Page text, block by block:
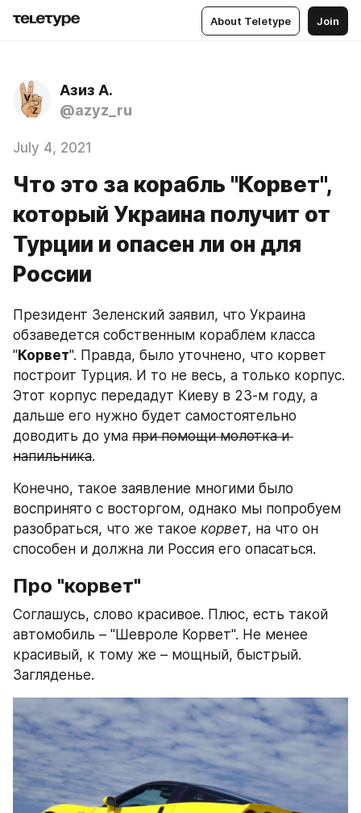
About Teletype Join
Азиз А.
@azyz_ru
July 4, 2021
Что это за корабль "Корвет",
который Украина получит от
Турции и опасен ли он для
России
Президент Зеленский заявил, что Украина
обзаведется собственным кораблем класса
"Корвет". Правда, было уточнено, что корвет
построит Турция. И то не весь, а только корпус.
Этот корпус передадут Киеву в 23-м году, а
дальше его нужно будет самостоятельно
доводить до ума при помощи молотка и
напильника.
Конечно, такое заявление многими было
воспринято с восторгом, однако мы попробуем
разобраться, что же такое корвет, на что он
способен и должна ли Россия его опасаться.
Про "корвет"
Соглашусь, слово красивое. Плюс, есть такой
автомобиль – "Шевроле Корвет". Не менее
красивый, к тому же – мощный, быстрый.
Загляденье.